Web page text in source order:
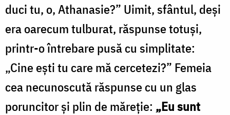
duci tu, o, Athanasie?” Uimit, sfântul, deşi
era oarecum tulburat, răspunse totuşi,
printr-o întrebare pusă cu simplitate:
„Cine eşti tu care mă cercetezi?” Femeia
cea necunoscută răspunse cu un glas
poruncitor şi plin de măreţie: „Eu sunt